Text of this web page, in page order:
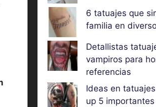
6 tatuajes que
familia en
Detallistas
vampiros para
referencias
Ideas en
up 5